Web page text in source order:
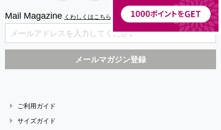
Mail Magazine くわしくはこちら
ご利用ガイド
サイズガイド